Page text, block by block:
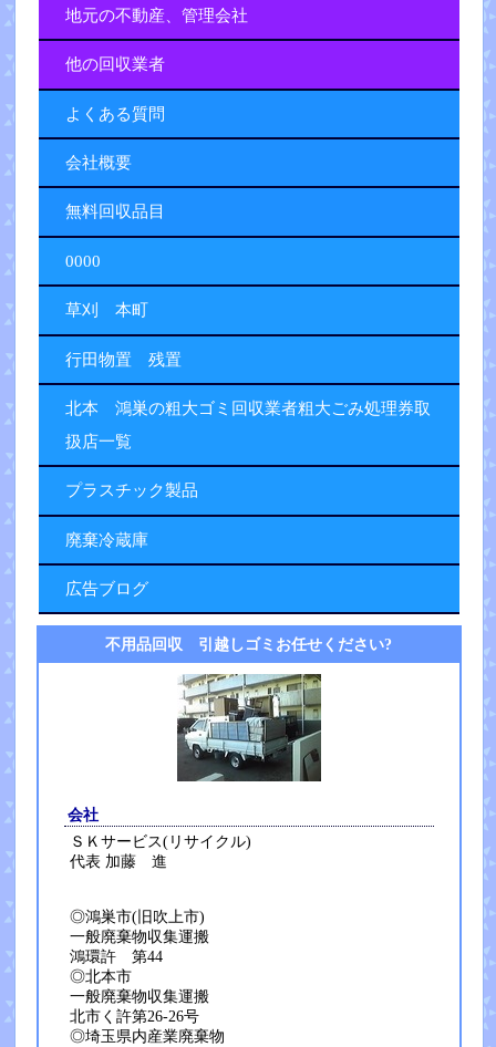
地元の不動産、管理会社
他の回収業者
よくある質問
会社概要
無料回収品目
0000
草刈 本町
行田物置 残置
北本 鴻巣の粗大ゴミ回収業者粗大ごみ処理券取
扱店一覧
プラスチック製品
廃棄冷蔵庫
広告ブログ
不用品回収 引越しゴミお任せください?
会社
ＳＫサービス(リサイクル)
代表 加藤 進
◎鴻巣市(旧吹上市)
一般廃棄物収集運搬
鴻環許 第44
◎北本市
一般廃棄物収集運搬
北市く許第26-26号
◎埼玉県内産業廃棄物